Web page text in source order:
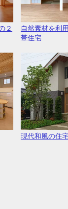
２
自然素材を利
帯住宅
現代和風の住